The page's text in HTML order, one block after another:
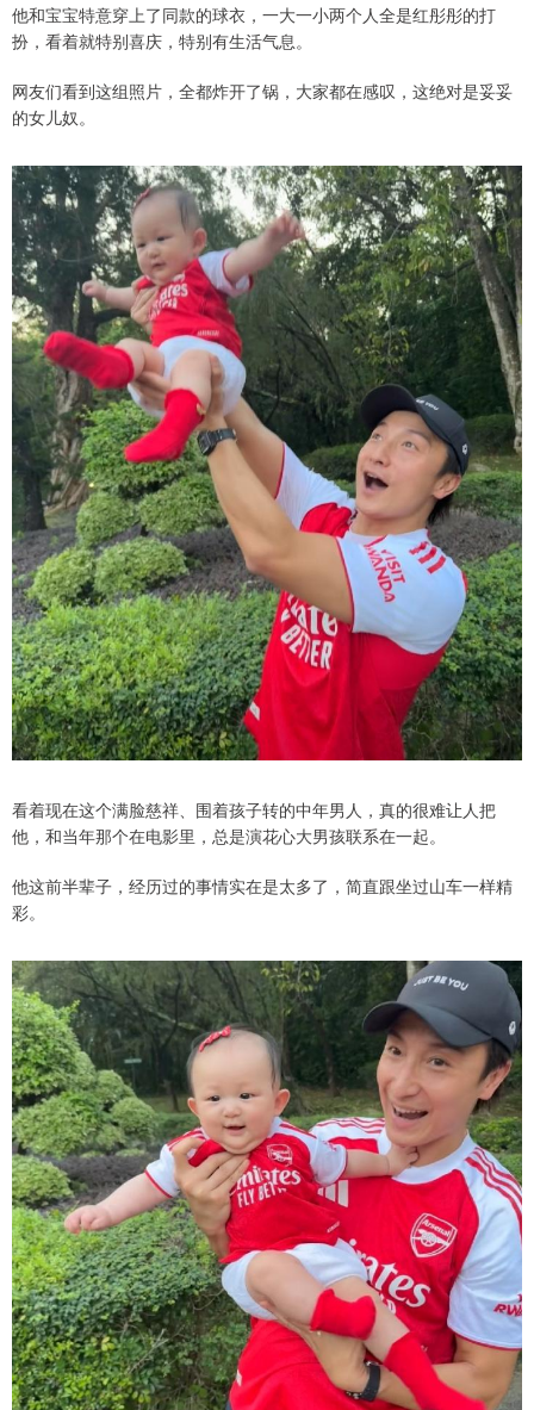
他和宝宝特意穿上了同款的球衣，一大一小两个人全是红彤彤的打
扮，看着就特别喜庆，特别有生活气息。
网友们看到这组照片，全都炸开了锅，大家都在感叹，这绝对是妥妥
的女儿奴。
看着现在这个满脸慈祥、围着孩子转的中年男人，真的很难让人把
他，和当年那个在电影里，总是演花心大男孩联系在一起。
他这前半辈子，经历过的事情实在是太多了，简直跟坐过山车一样精
彩。